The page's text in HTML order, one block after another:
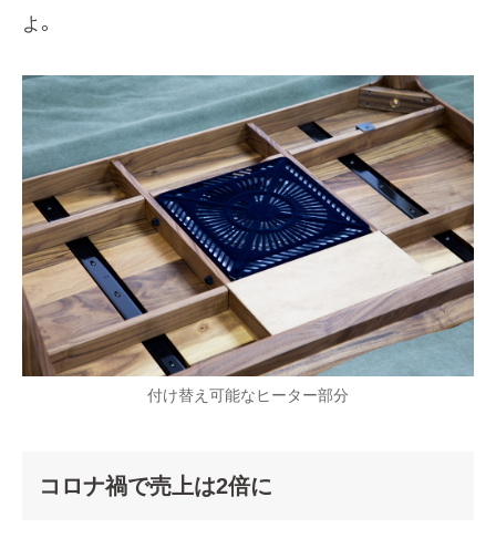
よ。
付け替え可能なヒーター部分
コロナ禍で売上は2倍に